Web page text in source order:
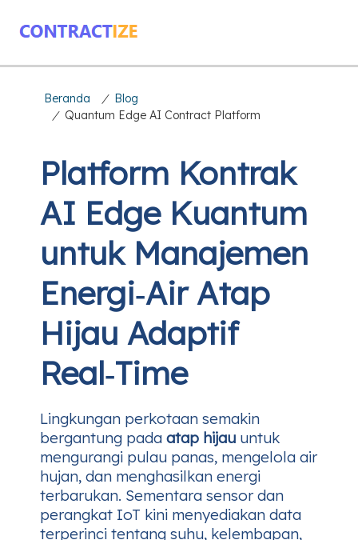
Beranda / Blog
/ Quantum Edge AI Contract Platform
Platform Kontrak
AI Edge Kuantum
untuk Manajemen
Energi‑Air Atap
Hijau Adaptif
Real‑Time
Lingkungan perkotaan semakin
bergantung pada atap hijau untuk
mengurangi pulau panas, mengelola air
hujan, dan menghasilkan energi
terbarukan. Sementara sensor dan
perangkat IoT kini menyediakan data
terperinci tentang suhu, kelembapan,